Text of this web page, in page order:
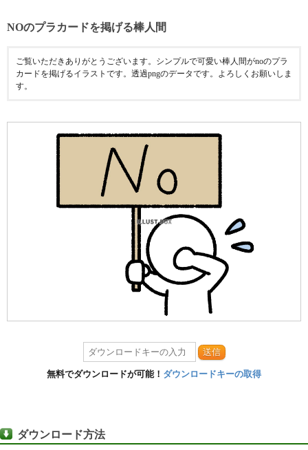
NOのプラカードを掲げる棒人間
ご覧いただきありがとうございます。シンプルで可愛い棒人間がnoのプラ
カードを掲げるイラストです。透過pngのデータです。よろしくお願いしま
す。
送信
無料でダウンロードが可能！ ダウンロードキーの取得
ダウンロード方法